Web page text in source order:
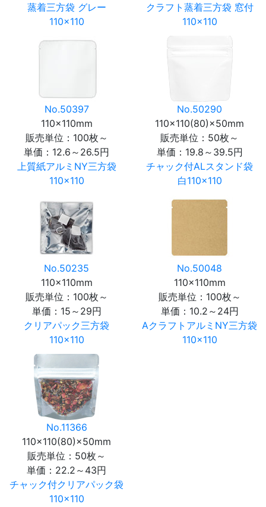
蒸着三方袋 グレー
110×110
クラフト蒸着三方袋 窓付
110×110
No.50397
110×110mm
販売単位：100枚～
単価： 12.6～26.5円
上質紙アルミNY三方袋
110×110
No.50290
110×110(80)×50mm
販売単位：50枚～
単価： 19.8～39.5円
チャック付ALスタンド袋
白110×110
No.50235
110×110mm
販売単位：100枚～
単価： 15～29円
クリアパック三方袋
110×110
No.50048
110×110mm
販売単位：100枚～
単価： 10.2～24円
AクラフトアルミNY三方袋
110×110
No.11366
110×110(80)×50mm
販売単位：50枚～
単価： 22.2～43円
チャック付クリアパック袋
110×110